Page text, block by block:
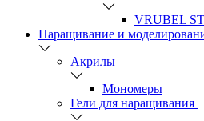
VRUBEL
Наращивание и
Акрилы
Мономеры
Гели для наращивания